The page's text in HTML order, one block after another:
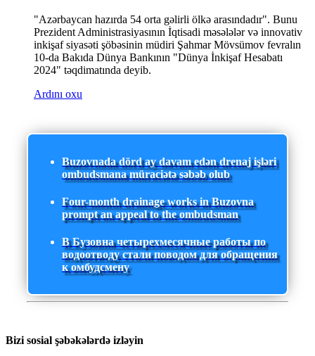
"Azərbaycan hazırda 54 orta gəlirli ölkə arasındadır". Bunu
Prezident Administrasiyasının İqtisadi məsələlər və innovativ
inkişaf siyasəti şöbəsinin müdiri Şahmar Mövsümov fevralın
10-da Bakıda Dünya Bankının "Dünya İnkişaf Hesabatı
2024" təqdimatında deyib.
Ardını oxu
Buzovnada dörd ay davam edən drenaj işləri
ombudsmana müraciətə səbəb olub
Four-month drainage works in Buzovna
prompt an appeal to the ombudsman
В Бузовна четырехмесячные работы по
водоотводу стали поводом для обращения
к омбудсмену
Bizi sosial şəbəkələrdə izləyin